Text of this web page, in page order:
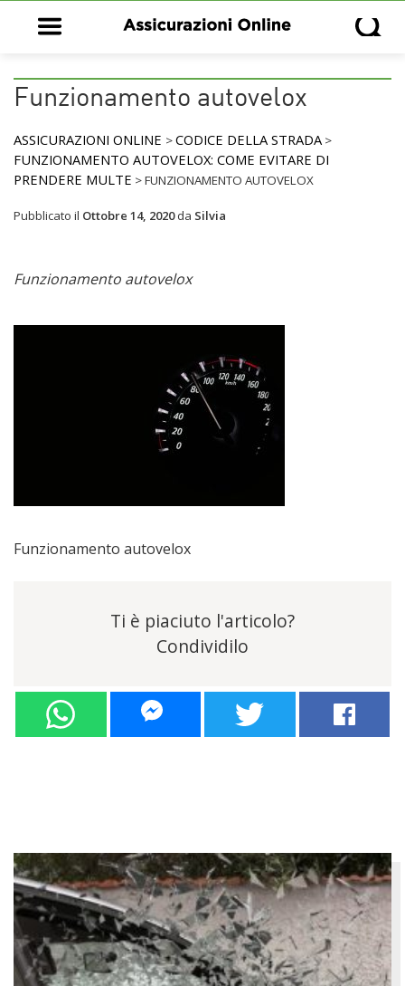
Open main menu Open
Funzionamento autovelox
ASSICURAZIONI ONLINE >CODICE DELLA STRADA >
FUNZIONAMENTO AUTOVELOX: COME EVITARE DI
PRENDERE MULTE >FUNZIONAMENTO AUTOVELOX
Pubblicato il Ottobre 14, 2020da Silvia
Funzionamento autovelox
Funzionamento autovelox
Ti è piaciuto l'articolo?
Condividilo